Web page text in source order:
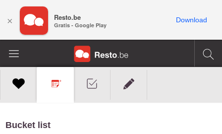
Bucket list
× Resto.be
Gratis - Google Play
Download